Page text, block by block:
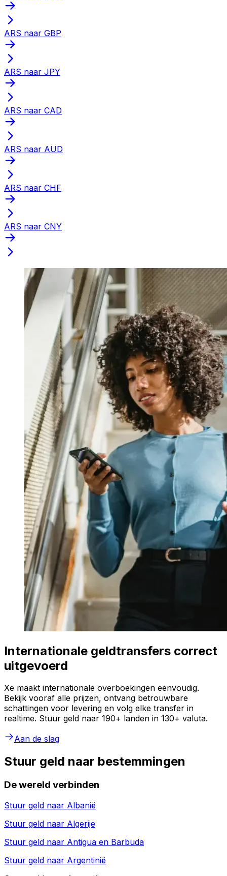
ARS naar GBP
ARS naar JPY
ARS naar CAD
ARS naar AUD
ARS naar CHF
ARS naar CNY
Internationale geldtransfers correct
uitgevoerd
Xe maakt internationale overboekingen eenvoudig.
Bekijk vooraf alle prijzen, ontvang betrouwbare
schattingen voor levering en volg elke transfer in
realtime. Stuur geld naar 190+ landen in 130+ valuta.
Aan de slag
Stuur geld naar bestemmingen
De wereld verbinden
Stuur geld naar Albanië
Stuur geld naar Algerije
Stuur geld naar Antigua en Barbuda
Stuur geld naar Argentinië